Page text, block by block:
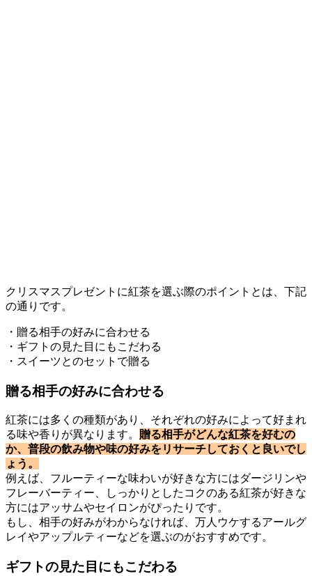
クリスマスプレゼントに紅茶を選ぶ際のポイントとは、下記
の通りです。
・贈る相手の好みに合わせる
・ギフトの見た目にもこだわる
・スイーツとのセットで贈る
贈る相手の好みに合わせる
紅茶には多くの種類があり、それぞれの好みによって好まれ
る味や香りが異なります。 贈る相手がどんな紅茶を好むの
か、普段の飲み物や味の好みをリサーチしておくと良いでし
ょう。
例えば、フルーティーな味わいが好きな方にはダージリンや
フレーバーティー、しっかりとしたコクのある紅茶が好きな
方にはアッサムやセイロンがぴったりです。
もし、相手の好みがわからなければ、万人ウケするアールグ
レイやアップルティーなどを選ぶのがおすすめです。
ギフトの見た目にもこだわる